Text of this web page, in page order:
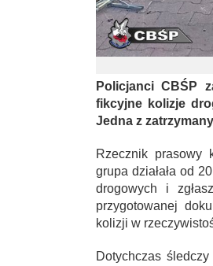
Policjanci CBŚP
fikcyjne kolizje
Jedna z
Rzecznik prasowy
grupa działała od
drogowych i
przygotowanej
kolizji w
Dotychczas